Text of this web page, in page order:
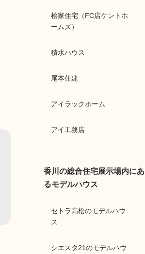
桧家住宅（FC店ケントホ
ームズ）
積水ハウス
尾本住建
アイラックホーム
アイ工務店
香川の総合住宅展示場内にあ
るモデルハウス
セトラ高松のモデルハウ
ス
シエスタ21のモデルハウ